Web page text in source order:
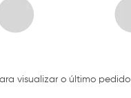
visualizar o último pedido